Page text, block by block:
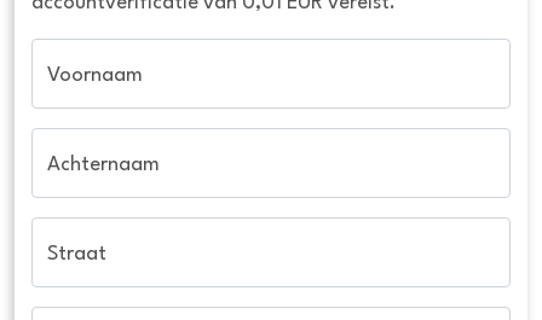
Voornaam
Achternaam
Straat